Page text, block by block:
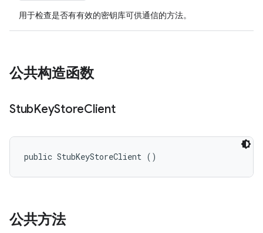
用于检查是否有有效的密钥库可供通信的方法。
公共构造函数
StubKeyStoreClient
public StubKeyStoreClient ()
公共方法